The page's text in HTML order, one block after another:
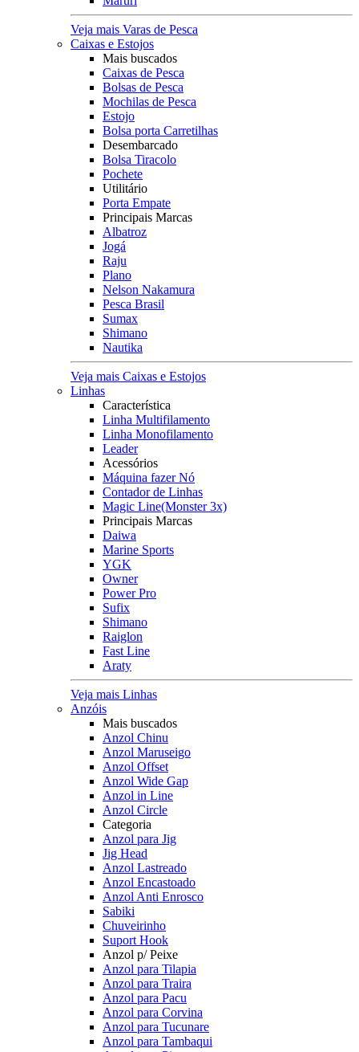
Veja mais Varas de Pesca
Caixas e Estojos
Mais buscados
Caixas de Pesca
Bolsas de Pesca
Mochilas de Pesca
Estojo
Bolsa porta Carretilhas
Desembarcado
Bolsa Tiracolo
Pochete
Utilitário
Porta Empate
Principais Marcas
Albatroz
Jogá
Raju
Plano
Nelson Nakamura
Pesca Brasil
Sumax
Shimano
Nautika
Veja mais Caixas e Estojos
Linhas
Característica
Linha Multifilamento
Linha Monofilamento
Leader
Acessórios
Máquina fazer Nó
Contador de Linhas
Magic Line(Monster 3x)
Principais Marcas
Daiwa
Marine Sports
YGK
Owner
Power Pro
Sufix
Shimano
Raiglon
Fast Line
Araty
Veja mais Linhas
Anzóis
Mais buscados
Anzol Chinu
Anzol Maruseigo
Anzol Offset
Anzol Wide Gap
Anzol in Line
Anzol Circle
Categoria
Anzol para Jig
Jig Head
Anzol Lastreado
Anzol Encastoado
Anzol Anti Enrosco
Sabiki
Chuveirinho
Suport Hook
Anzol p/ Peixe
Anzol para Tilapia
Anzol para Traira
Anzol para Pacu
Anzol para Corvina
Anzol para Tucunare
Anzol para Tambaqui